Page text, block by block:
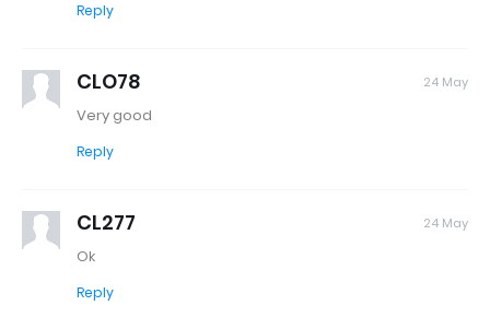
Reply
CLO78 24 May
Very good
Reply
CL277 24 May
Ok
Reply